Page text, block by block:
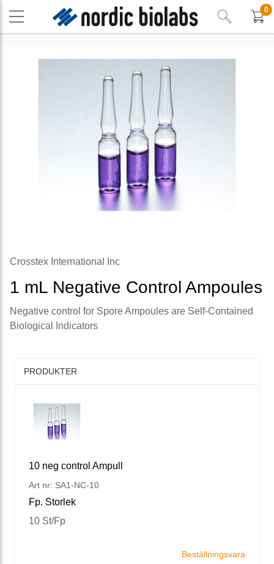
0
Crosstex International Inc
1 mL Negative Control Ampoules
Negative control for Spore Ampoules are Self-Contained
Biological Indicators
PRODUKTER
10 neg control Ampull
Art nr: SA1-NC-10
Fp. Storlek
10 St/Fp
Beställningsvara